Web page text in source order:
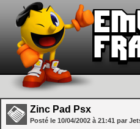
Zinc Pad Psx
Posté le 10/04/2002 à 21:41 par